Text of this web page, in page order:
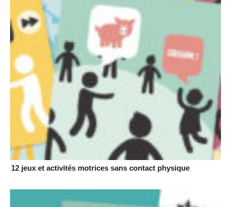
12 jeux et activités motrices sans contact physique